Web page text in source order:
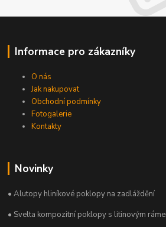
Informace pro zákazníky
O nás
Jak nakupovat
Obchodní podmínky
Fotogalerie
Kontakty
Novinky
• Alutopy hliníkové poklopy na zadláždění
• Svelta kompozitní poklopy s litinovým